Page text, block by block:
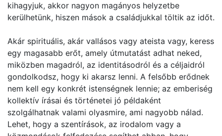
kihagyjuk, akkor nagyon magányos helyzetbe
kerülhetünk, hiszen mások a családjukkal töltik az időt.
Akár spirituális, akár vallásos vagy ateista vagy, keress
egy magasabb erőt, amely útmutatást adhat neked,
miközben magadról, az identitásodról és a céljaidról
gondolkodsz, hogy ki akarsz lenni. A felsőbb erődnek
nem kell egy konkrét istenségnek lennie; az emberiség
kollektív írásai és történetei jó példaként
szolgálhatnak valami olyasmire, ami nagyobb nálad.
Lehet, hogy a szentírások, az irodalom vagy a